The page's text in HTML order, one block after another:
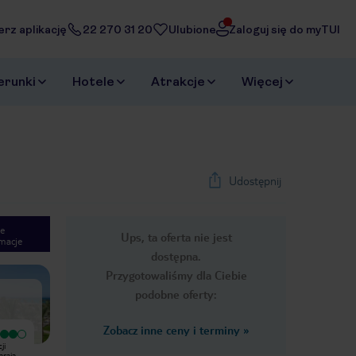
aplikację 22 270 31 20 Ulubione Zaloguj się do myTUI
Hotele Atrakcje Więcej
Udostępnij
Ups, ta oferta nie jest
dostępna.
Przygotowaliśmy dla Ciebie
podobne oferty:
Zobacz inne ceny i terminy »
Next slide
1/23
Wyjątkowy